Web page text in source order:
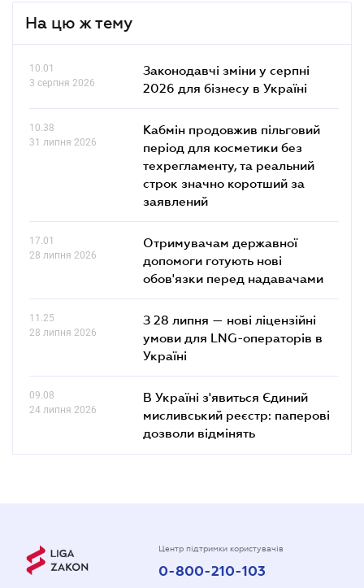
На цю ж тему
10.01
3 серпня 2026
Законодавчі зміни у серпні
2026 для бізнесу в Україні
10.38
31 липня 2026
Кабмін продовжив пільговий
період для косметики без
техрегламенту, та реальний
строк значно коротший за
заявлений
17.01
28 липня 2026
Отримувачам державної
допомоги готують нові
обов'язки перед надавачами
11.25
28 липня 2026
З 28 липня — нові ліцензійні
умови для LNG-операторів в
Україні
09.08
24 липня 2026
В Україні з'явиться Єдиний
мисливський реєстр: паперові
дозволи відмінять
Центр підтримки користувачів
0-800-210-103